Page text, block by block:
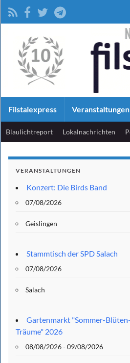
Filstalexpress Veranstaltungen
Blaulichtreport Lokalnachrichten
VERANSTALTUNGEN
Konzert: Die Birds Band
07/08/2026
Geislingen
Stammtisch der SPD Salach
07/08/2026
Salach
Gartenmarkt "Sommer-Blüten-
Träume" 2026
08/08/2026 - 09/08/2026